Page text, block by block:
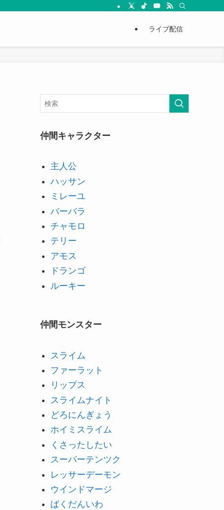
ライブ配信
仲間キャラクター
主人公
ハッサン
ミレーユ
バーバラ
チャモロ
テリー
アモス
ドランゴ
ルーキー
仲間モンスター
スライム
ファーラット
リップス
スライムナイト
どろにんぎょう
ホイミスライム
くさったしたい
スーパーテンツク
レッサーデーモン
ウインドマージ
ばくだんいわ